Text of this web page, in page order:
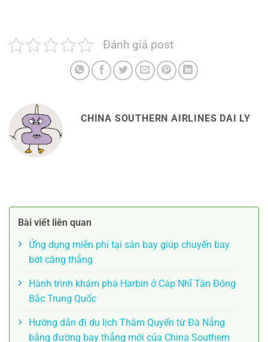
Đánh giá post
CHINA SOUTHERN AIRLINES DAI LY
Bài viết liên quan
Ứng dụng miễn phí tại sân bay giúp chuyến bay
bớt căng thẳng
Hành trình khám phá Harbin ở Cáp Nhĩ Tân Đông
Bắc Trung Quốc
Hướng dẫn đi du lịch Thâm Quyến từ Đà Nẵng
bằng đường bay thẳng mới của China Southern